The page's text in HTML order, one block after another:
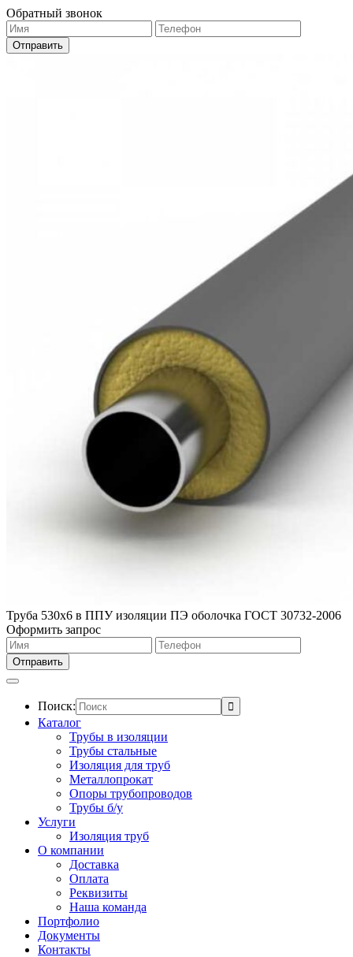
Обратный звонок
Труба 530х6 в ППУ изоляции ПЭ оболочка ГОСТ 30732-2006
Оформить запрос
Поиск:
Каталог
Трубы в изоляции
Трубы стальные
Изоляция для труб
Металлопрокат
Опоры трубопроводов
Трубы б/у
Услуги
Изоляция труб
О компании
Доставка
Оплата
Реквизиты
Наша команда
Портфолио
Документы
Контакты